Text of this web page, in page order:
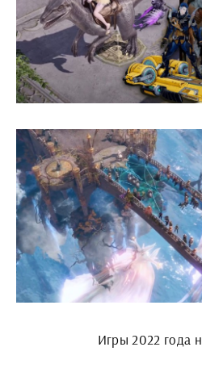
Игры 2022 года